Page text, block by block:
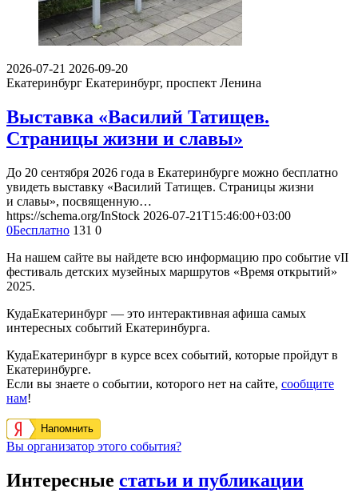
2026-07-21 2026-09-20
Екатеринбург Екатеринбург, проспект Ленина
Выставка «Василий Татищев.
Страницы жизни и славы»
До 20 сентября 2026 года в Екатеринбурге можно бесплатно
увидеть выставку «Василий Татищев. Страницы жизни
и славы», посвященную…
https://schema.org/InStock 2026-07-21T15:46:00+03:00
0Бесплатно 131 0
На нашем сайте вы найдете всю информацию про событие vII
фестиваль детских музейных маршрутов «Время открытий»
2025.
КудаЕкатеринбург — это интерактивная афиша самых
интересных событий Екатеринбурга.
КудаЕкатеринбург в курсе всех событий, которые пройдут в
Екатеринбурге.
Если вы знаете о событии, которого нет на сайте, сообщите
нам!
Напомнить
Вы организатор этого события?
Интересные статьи и публикации